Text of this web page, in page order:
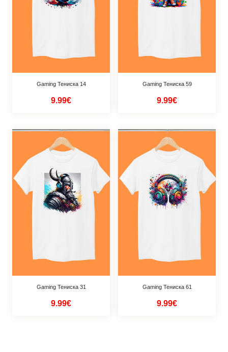
Gaming Тениска 14
9.99€
Gaming Тениска 59
9.99€
Gaming Тениска 31
9.99€
Gaming Тениска 61
9.99€